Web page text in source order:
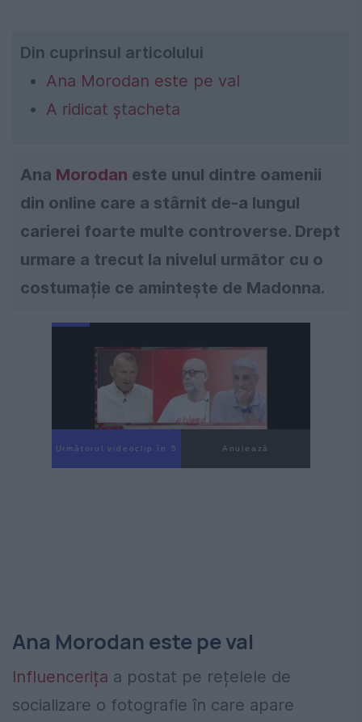
Din cuprinsul articolului
Ana Morodan este pe val
A ridicat ștacheta
Ana Morodan este unul dintre oamenii
din online care a stârnit de-a lungul
carierei foarte multe controverse. Drept
urmare a trecut la nivelul următor cu o
costumație ce amintește de Madonna.
Următorul videoclip în 4 Anulează
Ana Morodan este pe val
Influencerița a postat pe rețelele de
socializare o fotografie în care apare